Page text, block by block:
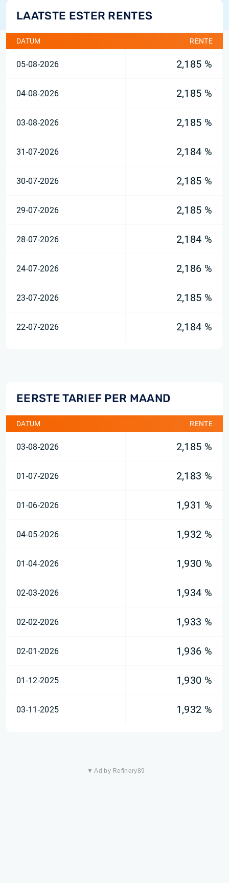
LAATSTE ESTER RENTES
DATUM RENTE
05-08-2026 2,185 %
04-08-2026 2,185 %
03-08-2026 2,185 %
31-07-2026 2,184 %
30-07-2026 2,185 %
29-07-2026 2,185 %
28-07-2026 2,184 %
24-07-2026 2,186 %
23-07-2026 2,185 %
22-07-2026 2,184 %
EERSTE TARIEF PER MAAND
DATUM RENTE
03-08-2026 2,185 %
01-07-2026 2,183 %
01-06-2026 1,931 %
04-05-2026 1,932 %
01-04-2026 1,930 %
02-03-2026 1,934 %
02-02-2026 1,933 %
02-01-2026 1,936 %
01-12-2025 1,930 %
03-11-2025 1,932 %
▼ Ad by Refinery89